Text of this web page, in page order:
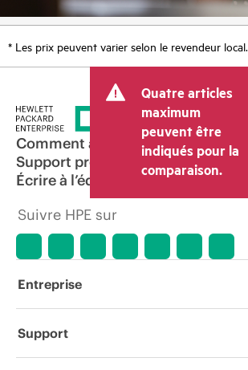
* Les prix peuvent varier selon le revendeur local.
Quatre articles
maximum
peuvent être
indiqués pour la
comparaison.
Comment acheter
Support produit
Écrire à l’équipe commerciale
Suivre HPE sur
Entreprise
À propos de HPE
Support